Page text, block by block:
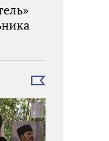
Выбрать